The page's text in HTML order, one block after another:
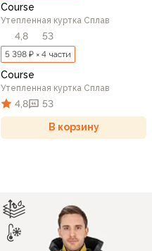
Course
Утепленная куртка Сплав
4,8 53
5 398 ₽ × 4 части
Course
Утепленная куртка Сплав
4,8 53
В корзину